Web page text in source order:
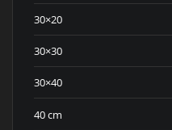
30×20
30×30
30×40
40 cm